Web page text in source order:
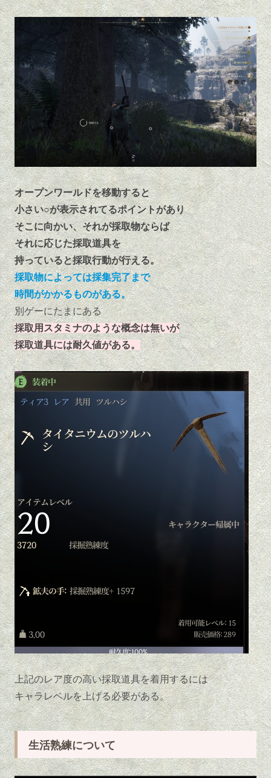
オープンワールドを移動すると
小さい○が表示されてるポイントがあり
そこに向かい、それが採取物ならば
それに応じた採取道具を
持っていると採取行動が行える。
採取物によっては採集完了まで
時間がかかるものがある。
別ゲーにたまにある
採取用スタミナのような概念は無いが
採取道具には耐久値がある。
上記のレア度の高い採取道具を着用するには
キャラレベルを上げる必要がある。
生活熟練について